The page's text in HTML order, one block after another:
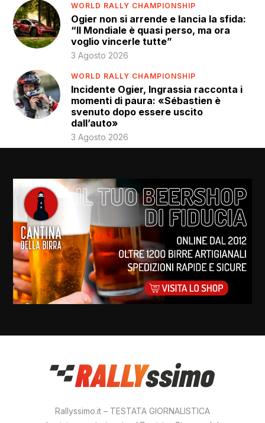
WORLD RALLY CHAMPIONSHIP
Ogier non si arrende e lancia la sfida:
“Il Mondiale è quasi perso, ma ora
voglio vincerle tutte”
3 Agosto 2026
WORLD RALLY CHAMPIONSHIP
Incidente Ogier, Ingrassia racconta i
momenti di paura: «Sébastien è
svenuto dopo essere uscito
dall’auto»
3 Agosto 2026
Rallyssimo.it – TESTATA GIORNALISTICA